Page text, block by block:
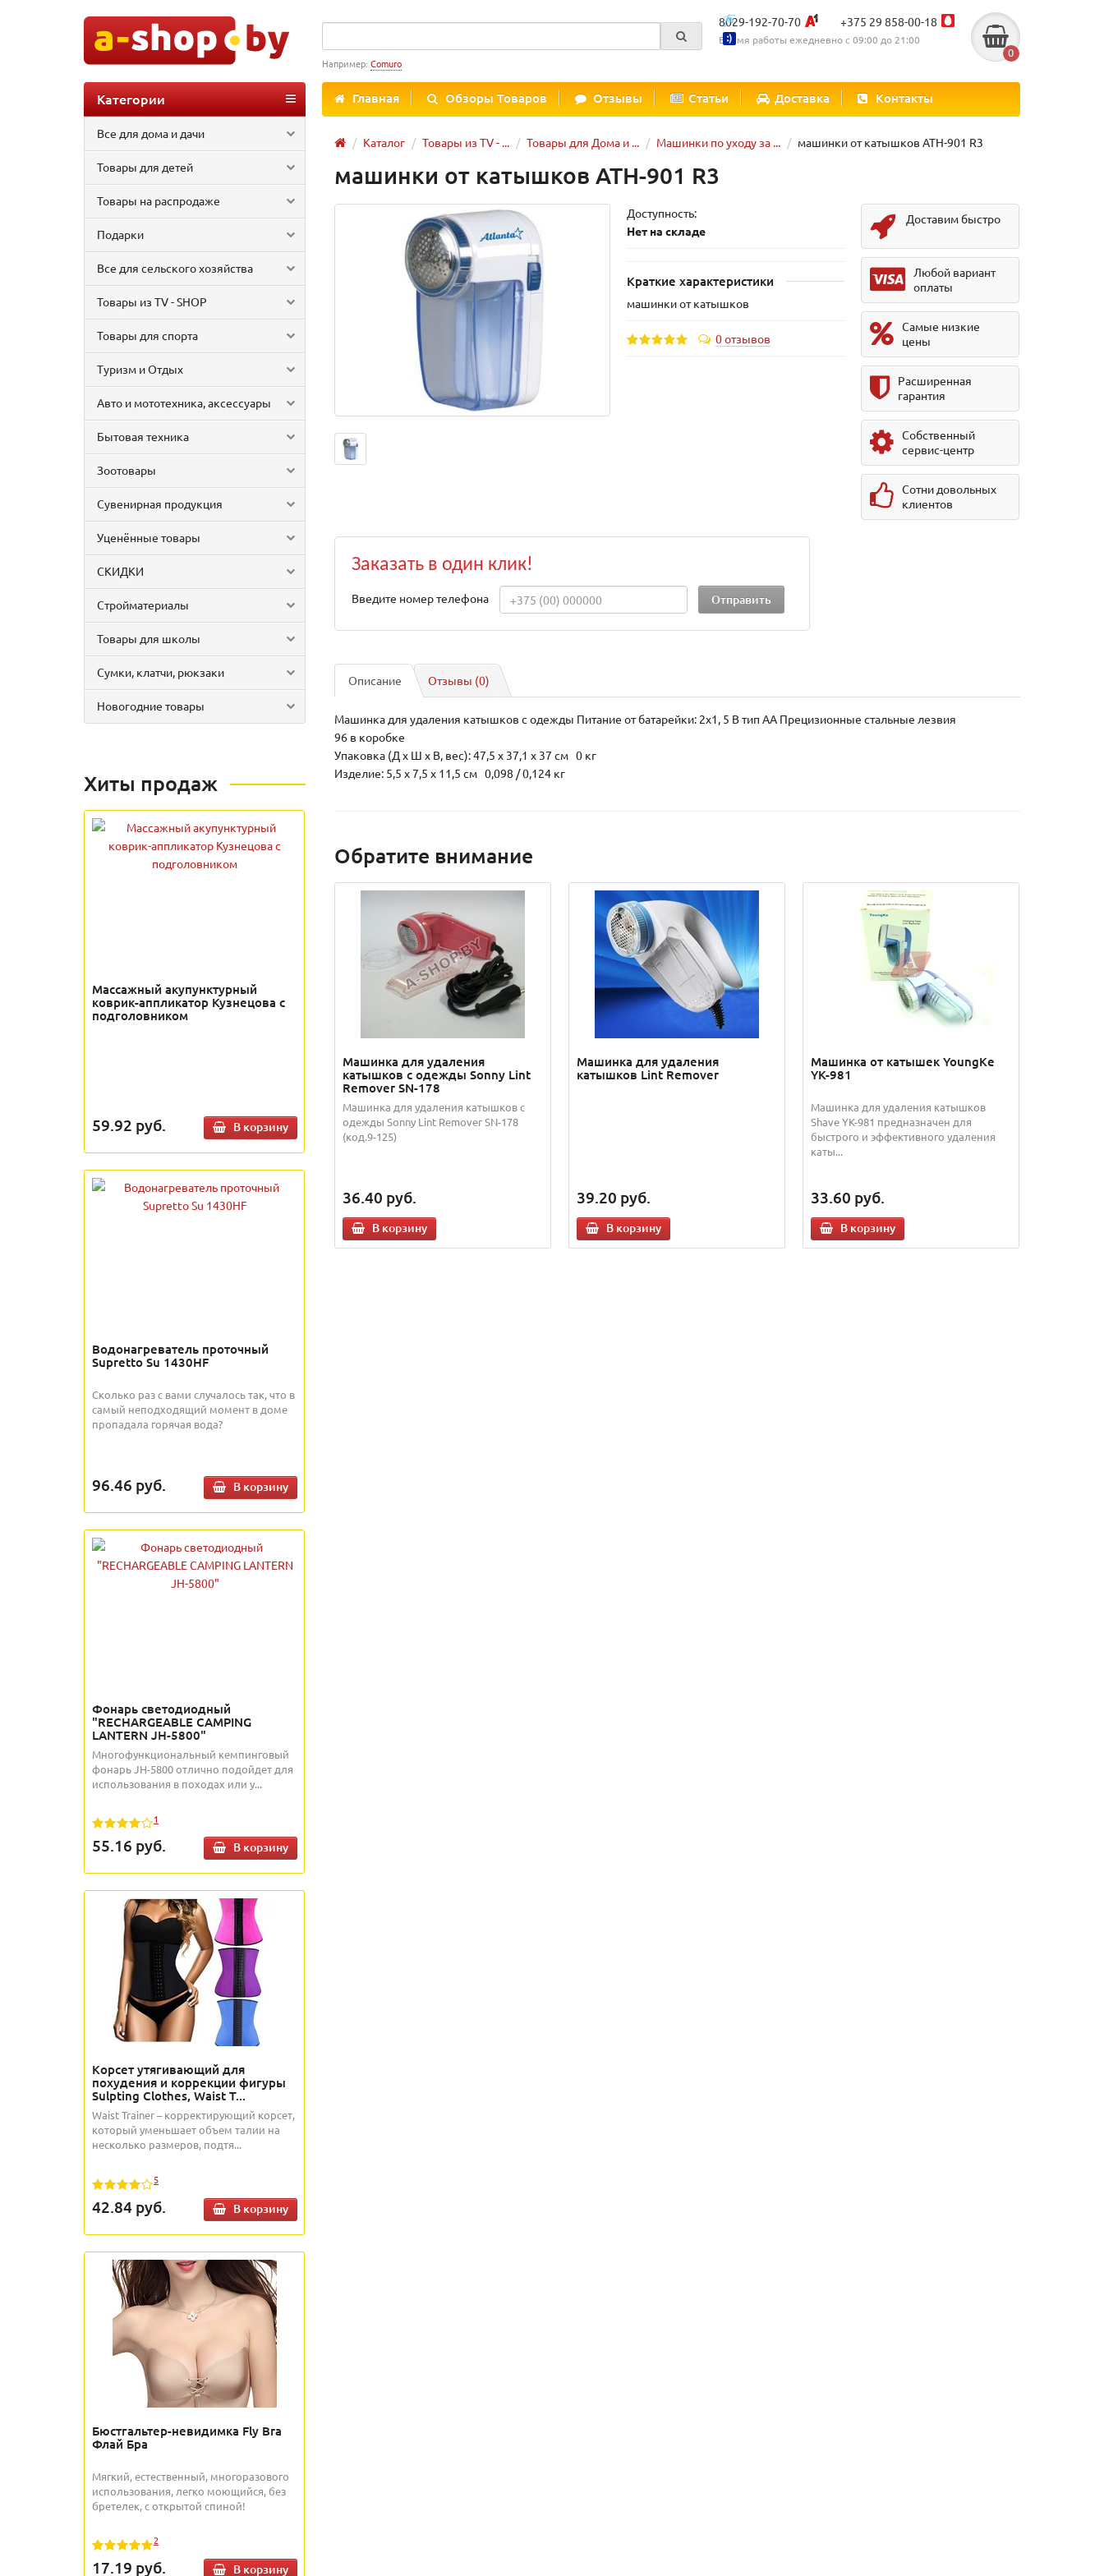
8029-192-70-70 +375 29 858-00-18
Время работы ежедневно с 09:00 до 21:00
0
Например: Comuro
Главная Обзоры Товаров Отзывы Статьи Доставка Контакты
Категории
Все для дома и дачи
Товары для детей
Товары на распродаже
Подарки
Все для сельского хозяйства
Товары из TV - SHOP
Товары для спорта
Туризм и Отдых
Авто и мототехника, аксессуары
Бытовая техника
Зоотовары
Сувенирная продукция
Уценённые товары
СКИДКИ
Стройматериалы
Товары для школы
Сумки, клатчи, рюкзаки
Новогодние товары
Каталог Товары из TV - ... Товары для Дома и ... Машинки по уходу за ... машинки от катышков ATH-901 R3
Хиты продаж
Массажный акупунктурный
коврик-аппликатор Кузнецова с
подголовником
59.92 руб. В корзину
Водонагреватель проточный
Supretto Su 1430HF
Сколько раз с вами случалось так, что в
самый неподходящий момент в доме
пропадала горячая вода?
96.46 руб. В корзину
Фонарь светодиодный
"RECHARGEABLE CAMPING
LANTERN JH-5800"
Многофункциональный кемпинговый
фонарь JH-5800 отлично подойдет для
использования в походах или у...
1
55.16 руб. В корзину
Корсет утягивающий для
похудения и коррекции фигуры
Sulpting Clothes, Waist T...
Waist Trainer – корректирующий корсет,
который уменьшает объем талии на
несколько размеров, подтя...
5
42.84 руб. В корзину
Бюстгальтер-невидимка Fly Bra
Флай Бра
Мягкий, естественный, многоразового
использования, легко моющийся, без
бретелек, с открытой спиной!
2
17.19 руб. В корзину
машинки от катышков ATH-901 R3
Доступность:
Нет на складе
Краткие характеристики
машинки от катышков
0 отзывов
Доставим быстро
Любой вариант
оплаты
Самые низкие
цены
Расширенная
гарантия
Собственный
сервис-центр
Сотни довольных
клиентов
Заказать в один клик!
Введите номер телефона
Описание Отзывы (0)
Машинка для удаления катышков с одежды Питание от батарейки: 2x1, 5 В тип AA Прецизионные стальные лезвия
96 в коробке
Упаковка (Д х Ш х В, вес): 47,5 x 37,1 x 37 см 0 кг
Изделие: 5,5 x 7,5 x 11,5 см 0,098 / 0,124 кг
Обратите внимание
Машинка для удаления
катышков с одежды Sonny Lint
Remover SN-178
Машинка для удаления катышков с
одежды Sonny Lint Remover SN-178
(код.9-125)
36.40 руб.
В корзину
Машинка для удаления
катышков Lint Remover
39.20 руб.
В корзину
Машинка от катышек YoungKe
YK-981
Машинка для удаления катышков
Shave YK-981 предназначен для
быстрого и эффективного удаления
каты...
33.60 руб.
В корзину